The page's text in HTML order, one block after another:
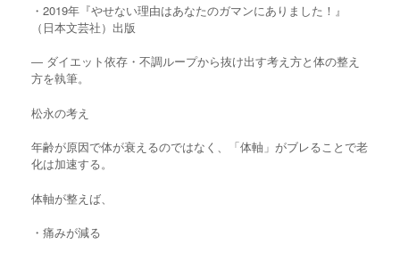
・2019年『やせない理由はあなたのガマンにありました！』
（日本文芸社）出版
― ダイエット依存・不調ループから抜け出す考え方と体の整え
方を執筆。
松永の考え
年齢が原因で体が衰えるのではなく、「体軸」がブレることで老
化は加速する。
体軸が整えば、
・痛みが減る